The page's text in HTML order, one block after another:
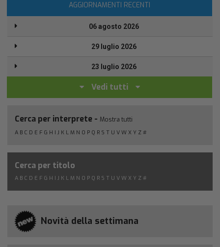
AGGIORNAMENTI RECENTI
06 agosto 2026
29 luglio 2026
23 luglio 2026
Vedi tutti
Cerca per interprete - Mostra tutti
A B C D E F G H I J K L M N O P Q R S T U V W X Y Z #
Cerca per titolo
A B C D E F G H I J K L M N O P Q R S T U V W X Y Z #
Novità della settimana